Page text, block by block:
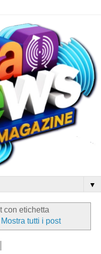
▼
con etichetta
Mostra tutti i post